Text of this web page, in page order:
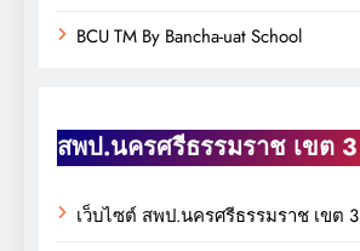
BCU TM By Bancha-uat School
สพป.นครศรีธรรมราช เขต 3
เว็บไซต์ สพป.นครศรีธรรมราช เขต 3